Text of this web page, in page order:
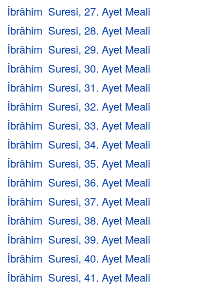
İbrâhim Suresi, 27. Ayet Meali
İbrâhim Suresi, 28. Ayet Meali
İbrâhim Suresi, 29. Ayet Meali
İbrâhim Suresi, 30. Ayet Meali
İbrâhim Suresi, 31. Ayet Meali
İbrâhim Suresi, 32. Ayet Meali
İbrâhim Suresi, 33. Ayet Meali
İbrâhim Suresi, 34. Ayet Meali
İbrâhim Suresi, 35. Ayet Meali
İbrâhim Suresi, 36. Ayet Meali
İbrâhim Suresi, 37. Ayet Meali
İbrâhim Suresi, 38. Ayet Meali
İbrâhim Suresi, 39. Ayet Meali
İbrâhim Suresi, 40. Ayet Meali
İbrâhim Suresi, 41. Ayet Meali